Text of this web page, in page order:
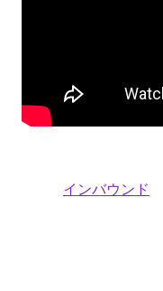
インバウンド